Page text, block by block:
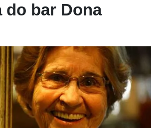
do bar Dona